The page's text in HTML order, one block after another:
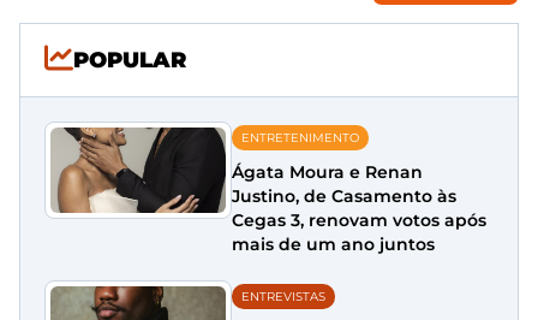
POPULAR
ENTRETENIMENTO
Ágata Moura e Renan
Justino, de Casamento às
Cegas 3, renovam votos após
mais de um ano juntos
ENTREVISTAS